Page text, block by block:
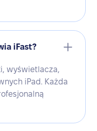
iFast?
wyświetlacza,
iPad. Każda